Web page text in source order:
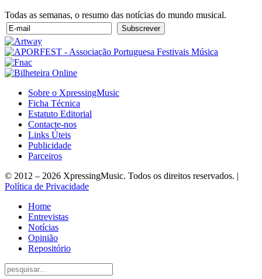
Todas as semanas, o resumo das notícias do mundo musical.
Sobre o XpressingMusic
Ficha Técnica
Estatuto Editorial
Contacte-nos
Links Úteis
Publicidade
Parceiros
© 2012 – 2026 XpressingMusic. Todos os direitos reservados. |
Política de Privacidade
Home
Entrevistas
Notícias
Opinião
Repositório